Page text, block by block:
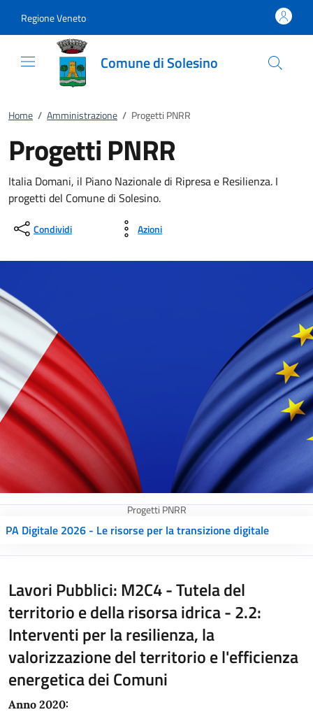
Regione Veneto
Comune di Solesino
Home / Amministrazione / Progetti PNRR
Progetti PNRR
Italia Domani, il Piano Nazionale di Ripresa e Resilienza. I
progetti del Comune di Solesino.
Condividi Azioni
Progetti PNRR
PA Digitale 2026 - Le risorse per la transizione digitale
Lavori Pubblici: M2C4 - Tutela del
territorio e della risorsa idrica - 2.2:
Interventi per la resilienza, la
valorizzazione del territorio e l'efficienza
energetica dei Comuni
Anno 2020: